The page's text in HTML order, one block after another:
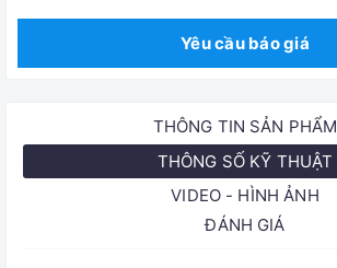
Yêu cầu báo giá
THÔNG TIN SẢN PHẨM
THÔNG SỐ KỸ THUẬT
VIDEO - HÌNH ẢNH
ĐÁNH GIÁ